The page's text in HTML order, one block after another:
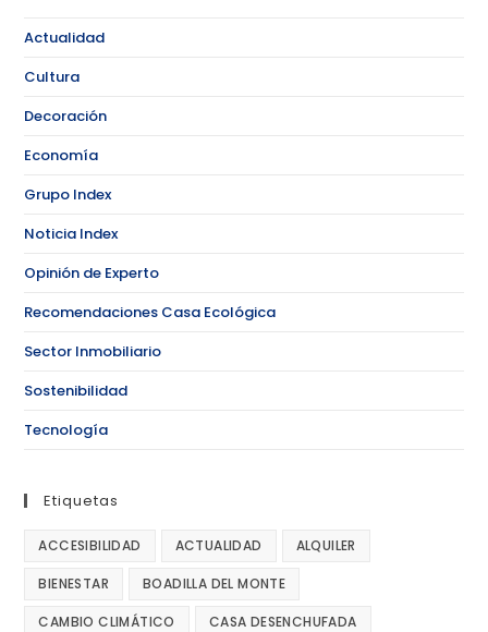
Actualidad
Cultura
Decoración
Economía
Grupo Index
Noticia Index
Opinión de Experto
Recomendaciones Casa Ecológica
Sector Inmobiliario
Sostenibilidad
Tecnología
Etiquetas
ACCESIBILIDAD ACTUALIDAD ALQUILER
BIENESTAR BOADILLA DEL MONTE
CAMBIO CLIMÁTICO CASA DESENCHUFADA